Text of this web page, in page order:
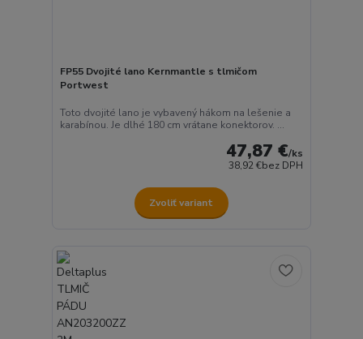
FP55 Dvojité lano Kernmantle s tlmičom
Portwest
Toto dvojité lano je vybavený hákom na lešenie a
karabínou. Je dlhé 180 cm vrátane konektorov. ...
47,87 €/ks
38,92 €bez DPH
Zvoliť variant